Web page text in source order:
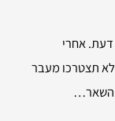
דעת. אחרי
תצטרכו מעבר
השאר…